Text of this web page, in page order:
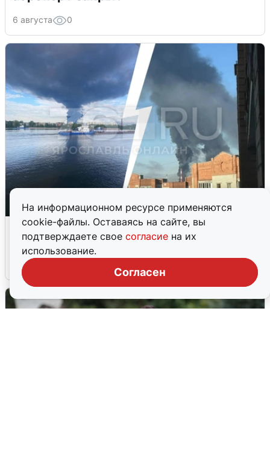
На информационном ресурсе применяются
cookie-файлы. Оставаясь на сайте, вы
подтверждаете свое согласие на их
использование.
Согласен
6 августа 0
Ночная атака БПЛА на Ярославль:
попадания и последствия
6 августа